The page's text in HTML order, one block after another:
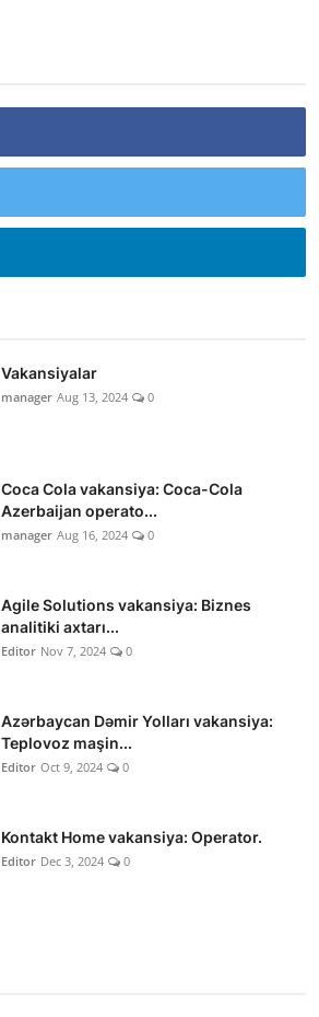
Vakansiyalar
manager Aug 13, 2024 0
Coca Cola vakansiya: Coca-Cola
Azerbaijan operato...
manager Aug 16, 2024 0
Agile Solutions vakansiya: Biznes
analitiki axtarı...
Editor Nov 7, 2024 0
Azərbaycan Dəmir Yolları vakansiya:
Teplovoz maşin...
Editor Oct 9, 2024 0
Kontakt Home vakansiya: Operator.
Editor Dec 3, 2024 0